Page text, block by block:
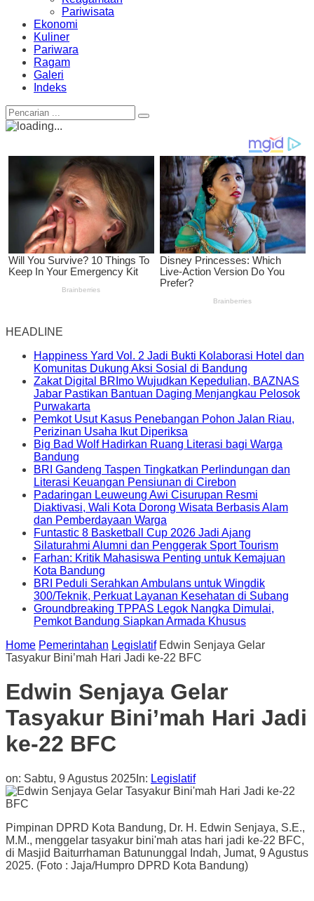
Pariwisata
Ekonomi
Kuliner
Pariwara
Ragam
Galeri
Indeks
HEADLINE
Happiness Yard Vol. 2 Jadi Bukti Kolaborasi Hotel dan
Komunitas Dukung Aksi Sosial di Bandung
Zakat Digital BRImo Wujudkan Kepedulian, BAZNAS
Jabar Pastikan Bantuan Daging Menjangkau Pelosok
Purwakarta
Pemkot Usut Kasus Penebangan Pohon Jalan Riau,
Perizinan Usaha Ikut Diperiksa
Big Bad Wolf Hadirkan Ruang Literasi bagi Warga
Bandung
BRI Gandeng Taspen Tingkatkan Perlindungan dan
Literasi Keuangan Pensiunan di Cirebon
Padaringan Leuweung Awi Cisurupan Resmi
Diaktivasi, Wali Kota Dorong Wisata Berbasis Alam
dan Pemberdayaan Warga
Funtastic 8 Basketball Cup 2026 Jadi Ajang
Silaturahmi Alumni dan Penggerak Sport Tourism
Farhan: Kritik Mahasiswa Penting untuk Kemajuan
Kota Bandung
BRI Peduli Serahkan Ambulans untuk Wingdik
300/Teknik, Perkuat Layanan Kesehatan di Subang
Groundbreaking TPPAS Legok Nangka Dimulai,
Pemkot Bandung Siapkan Armada Khusus
Home Pemerintahan Legislatif Edwin Senjaya Gelar
Tasyakur Bini’mah Hari Jadi ke-22 BFC
Edwin Senjaya Gelar
Tasyakur Bini’mah Hari Jadi
ke-22 BFC
on: Sabtu, 9 Agustus 2025 In: Legislatif
Pimpinan DPRD Kota Bandung, Dr. H. Edwin Senjaya, S.E.,
M.M., menggelar tasyakur bini'mah atas hari jadi ke-22 BFC,
di Masjid Baiturrhaman Batununggal Indah, Jumat, 9 Agustus
2025. (Foto : Jaja/Humpro DPRD Kota Bandung)